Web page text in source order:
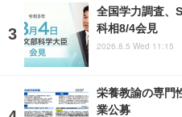
全国学力調査、
科相8/4会見
2026.8.5 Wed 11:15
栄養教諭の専門
業公募